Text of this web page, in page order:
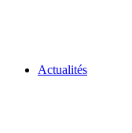
Actualités